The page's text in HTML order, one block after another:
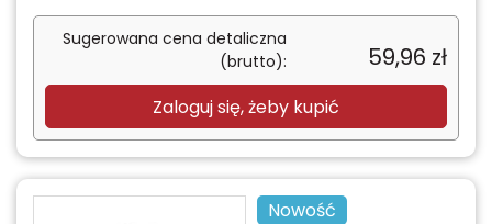
Sugerowana cena detaliczna
(brutto):
59,96 zł
Zaloguj się, żeby kupić
Nowość